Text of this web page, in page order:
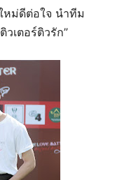
ม่ดีต่อใจ นำทีม
วเตอร์ติวรัก”